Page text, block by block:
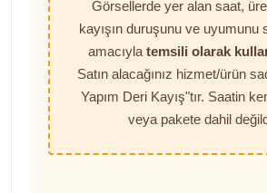
Görsellerde yer alan saat,
kayışın duruşunu ve uyumunu
amacıyla temsili olarak
Satın alacağınız hizmet/ürün
Yapım Deri Kayış"tır. Saatin
veya pakete dahil